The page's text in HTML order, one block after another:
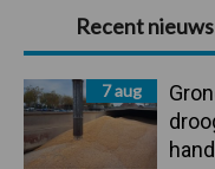
Primaire
Sidebar
Recent nieuws
7 aug